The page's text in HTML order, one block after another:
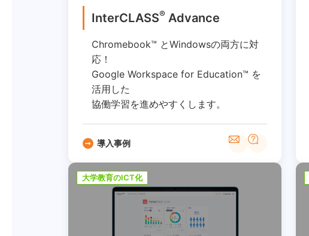
InterCLASS® Advance
Chromebook™ とWindowsの両方に対
応！
Google Workspace for Education™ を
活用した
協働学習を進めやすくします。
導入事例
大学教育のICT化